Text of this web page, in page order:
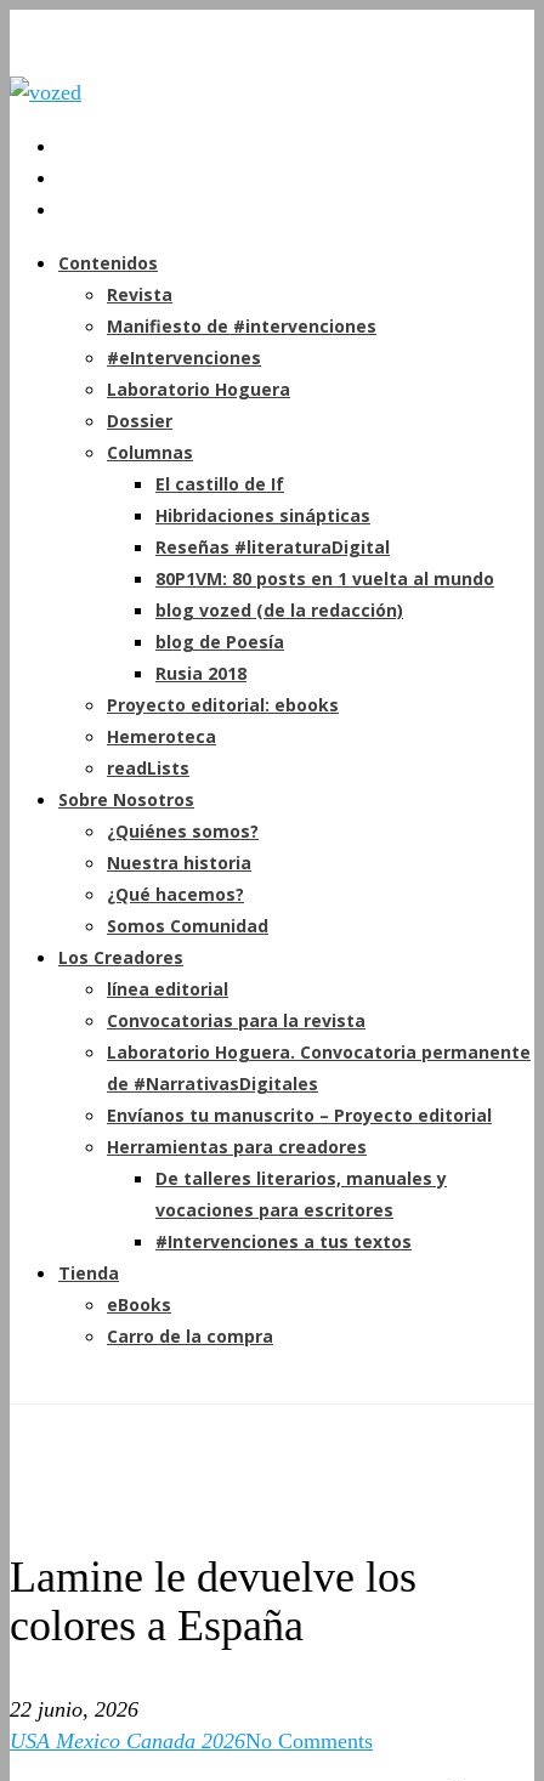
Contenidos
Revista
Manifiesto de #intervenciones
#eIntervenciones
Laboratorio Hoguera
Dossier
Columnas
El castillo de If
Hibridaciones sinápticas
Reseñas #literaturaDigital
80P1VM: 80 posts en 1 vuelta al mundo
blog vozed (de la redacción)
blog de Poesía
Rusia 2018
Proyecto editorial: ebooks
Hemeroteca
readLists
Sobre Nosotros
¿Quiénes somos?
Nuestra historia
¿Qué hacemos?
Somos Comunidad
Los Creadores
línea editorial
Convocatorias para la revista
Laboratorio Hoguera. Convocatoria permanente
de #NarrativasDigitales
Envíanos tu manuscrito – Proyecto editorial
Herramientas para creadores
De talleres literarios, manuales y
vocaciones para escritores
#Intervenciones a tus textos
Tienda
eBooks
Carro de la compra
Lamine le devuelve los
colores a España
22 junio, 2026
USA Mexico Canada 2026No Comments